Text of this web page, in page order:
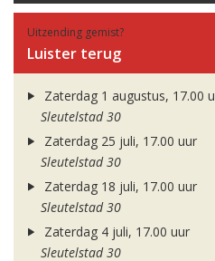
Uitzending gemist?
Luister terug
Zaterdag 1 augustus, 17.00
Sleutelstad 30
Zaterdag 25 juli, 17.00 uur
Sleutelstad 30
Zaterdag 18 juli, 17.00 uur
Sleutelstad 30
Zaterdag 4 juli, 17.00 uur
Sleutelstad 30